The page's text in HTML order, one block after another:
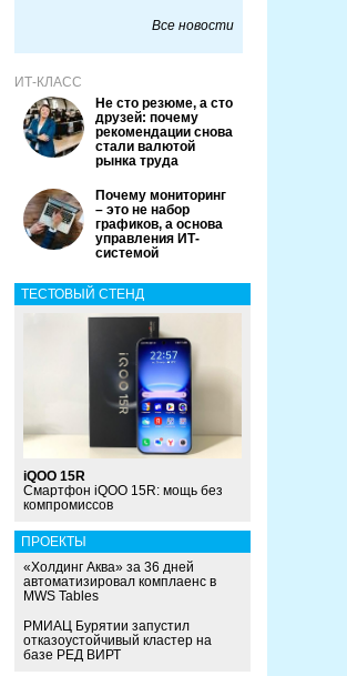
Все новости
ИТ-КЛАСС
Не сто резюме, а сто
друзей: почему
рекомендации снова
стали валютой
рынка труда
Почему мониторинг
– это не набор
графиков, а основа
управления ИТ-
системой
ТЕСТОВЫЙ СТЕНД
iQOO 15R
Смартфон iQOO 15R: мощь без
компромиссов
ПРОЕКТЫ
«Холдинг Аква» за 36 дней
автоматизировал комплаенс в
MWS Tables
РМИАЦ Бурятии запустил
отказоустойчивый кластер на
базе РЕД ВИРТ